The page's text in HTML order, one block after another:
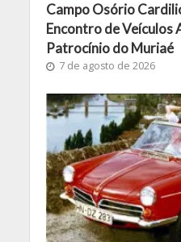
Campo Osório
Encontro de Veículos
Patrocínio do Muriaé
7 de agosto de 2026